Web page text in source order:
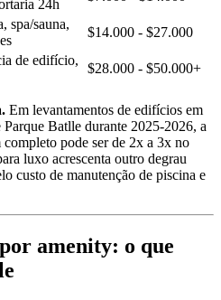
24h
spa/sauna,
$14.000 - $27.000
de edifício,
$28.000 - $50.000+
Em levantamentos de edifícios em
Batlle durante 2025-2026, a
pode ser de 2x a 3x no
luxo acrescenta outro degrau
custo de manutenção de piscina e
amenity: o que